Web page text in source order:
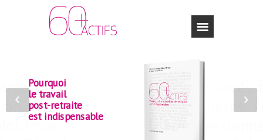
Pourquoi
le travail
post-retraite
est indispensable